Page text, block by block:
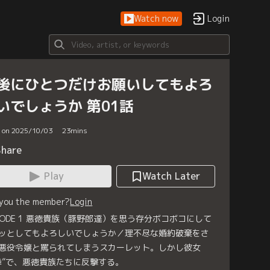
Watch now Login
にひとつだけお願いしてもよろ
でしょうか 第01話
on 2025/10/03 23mins
Play
Watch Later
the member?Login
1 悪徳貴族（豚野郎達）を思う存分ボコボコにして
としてもよろしいでしょうか／理不尽な婚約破棄をさ
役令嬢と罵られてしまうスカーレット。しかし彼女
で、悪徳貴族たちに反撃する。